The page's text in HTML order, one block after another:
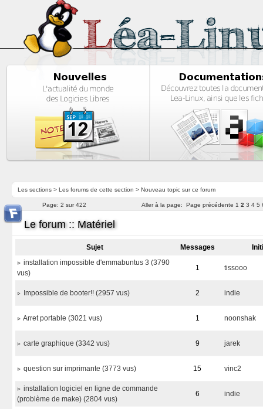
Les sections> Les forums de cette section > Nouveau topic sur ce forum
Aller à la page: Page précédente 1 2 3 4 5
Page: 2 sur 422
Le forum :: Matériel
Sujet Messages
installation impossible d'emmabuntus 3 (3790
vus)
1 tissooo
Impossible de booter!! (2957 vus) 2 indie
Arret portable (3021 vus) 1 noonshak
carte graphique (3342 vus) 9 jarek
question sur imprimante (3773 vus) 15 vinc2
installation logiciel en ligne de commande
(problème de make) (2804 vus)
6 indie